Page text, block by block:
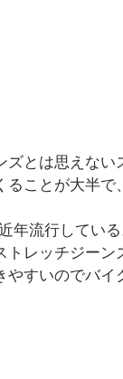
ズとは思えな
ことが大半
近年流行してい
レッチジー
やすいのでバ